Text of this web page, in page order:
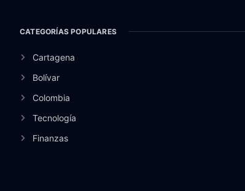
CATEGORÍAS POPULARES
Cartagena
Bolívar
Colombia
Tecnología
Finanzas